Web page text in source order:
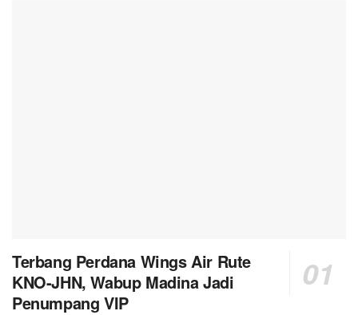
Terbang Perdana Wings Air Rute
KNO-JHN, Wabup Madina Jadi
Penumpang VIP